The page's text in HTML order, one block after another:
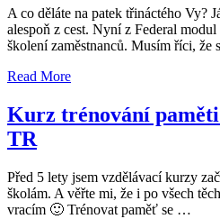
A co děláte na patek třináctého Vy?
alespoň z cest. Nyní z Federal
školení zaměstnanců. Musím říci,
Read More
Kurz trénování
TR
Před 5 lety jsem vzdělávací kurzy
školám. A věřte mi, že i po všech
vracím 🙂 Trénovat paměť se …